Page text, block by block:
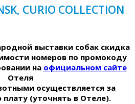
CURIO COLLECTION
выставки собак скидка
номеров по промокоду
на официальном сайте
Отеля
осуществляется за
(уточнять в Отеле).